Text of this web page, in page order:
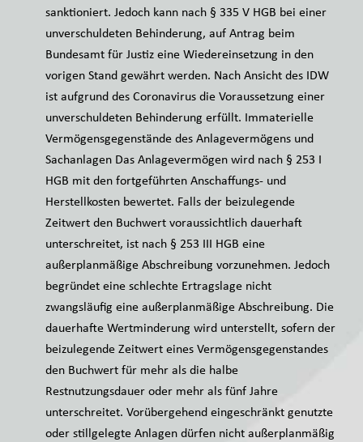
sanktioniert. Jedoch kann nach § 335 V HGB bei einer
unverschuldeten Behinderung, auf Antrag beim
Bundesamt für Justiz eine Wiedereinsetzung in den
vorigen Stand gewährt werden. Nach Ansicht des IDW
ist aufgrund des Coronavirus die Voraussetzung einer
unverschuldeten Behinderung erfüllt. Immaterielle
Vermögensgegenstände des Anlagevermögens und
Sachanlagen Das Anlagevermögen wird nach § 253 I
HGB mit den fortgeführten Anschaffungs- und
Herstellkosten bewertet. Falls der beizulegende
Zeitwert den Buchwert voraussichtlich dauerhaft
unterschreitet, ist nach § 253 III HGB eine
außerplanmäßige Abschreibung vorzunehmen. Jedoch
begründet eine schlechte Ertragslage nicht
zwangsläufig eine außerplanmäßige Abschreibung. Die
dauerhafte Wertminderung wird unterstellt, sofern der
beizulegende Zeitwert eines Vermögensgegenstandes
den Buchwert für mehr als die halbe
Restnutzungsdauer oder mehr als fünf Jahre
unterschreitet. Vorübergehend eingeschränkt genutzte
oder stillgelegte Anlagen dürfen nicht außerplanmäßig